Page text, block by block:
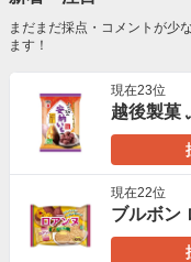
まだまだ採点・コメントが少
ます！
現在23位
現在22位
ブルボン